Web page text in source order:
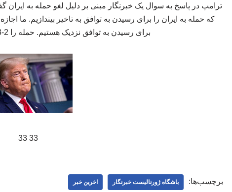
ترامپ در پاسخ به سوال یک خبرنگار مبنی بر دلیل لغو حمله به
که حمله به ایران را برای رسیدن به توافق به تاخیر بیندازیم. ما
برای رسیدن به توافق نزدیک هستیم. حمله را 2-3 روز عقب انداختیم. / دانشجو
33 33
برچسب‌ها: باشگاه ژورنالیست خبرنگار اخرین خبر